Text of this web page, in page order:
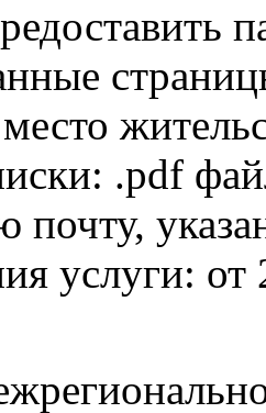
.pdf
почту,
услуги: от